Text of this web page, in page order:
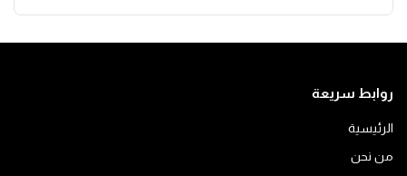
روابط سريعة
الرئيسية
من نحن